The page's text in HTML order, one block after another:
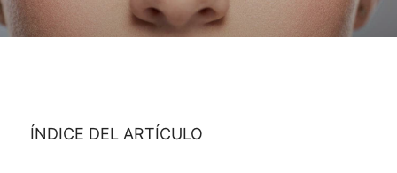
ÍNDICE DEL ARTÍCULO